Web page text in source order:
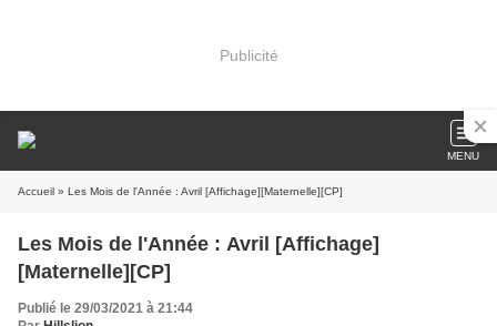
Publicité
MENU
Accueil » Les Mois de l'Année : Avril [Affichage][Maternelle][CP]
Les Mois de l'Année : Avril [Affichage]
[Maternelle][CP]
Publié le 29/03/2021 à 21:44